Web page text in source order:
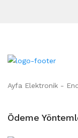
Ayfa Elektronik -
Ödeme